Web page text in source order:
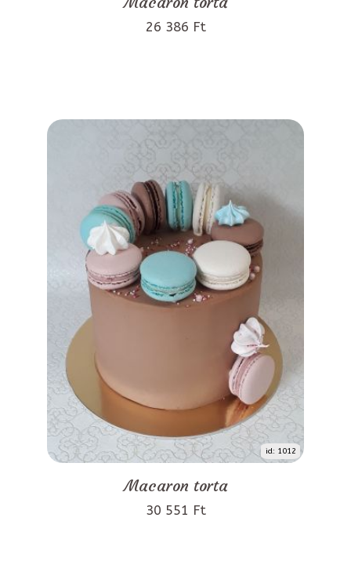
26 386 Ft
id: 1012
Macaron torta
30 551 Ft